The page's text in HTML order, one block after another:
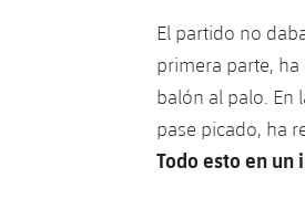
El partido no
primera parte,
balón al palo. En
pase picado, ha
Todo esto en